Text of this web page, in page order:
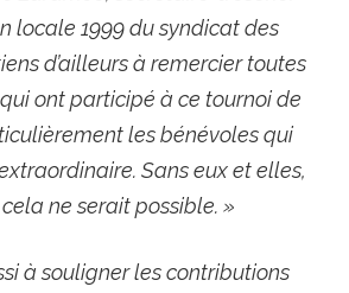
locale 1999 du syndicat des
d’ailleurs à remercier toutes
ont participé à ce tournoi de
les bénévoles qui
Sans eux et elles,
ne serait possible. »
à souligner les contributions